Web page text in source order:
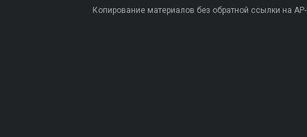
Копирование материалов без обратной ссылки на